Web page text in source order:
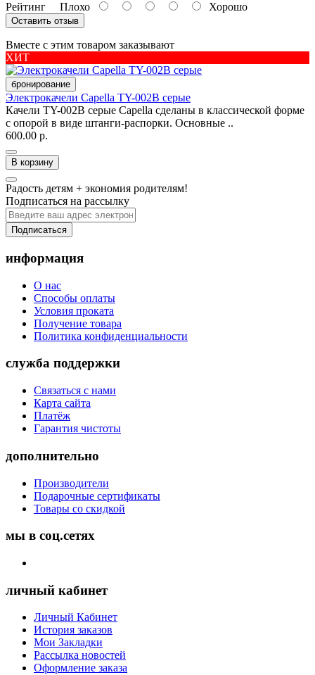
Рейтинг Плохо Хорошо
Оставить отзыв
Вместе с этим товаром заказывают
ХИТ
бронирование
Электрокачели Capella TY-002B серые
Качели TY-002B серые Capella сделаны в классической форме
с опорой в виде штанги-распорки. Основные ..
600.00 р.
В корзину
Радость детям + экономия родителям!
Подписаться на рассылку
Подписаться
информация
О нас
Способы оплаты
Условия проката
Получение товара
Политика конфиденциальности
служба поддержки
Связаться с нами
Карта сайта
Платёж
Гарантия чистоты
дополнительно
Производители
Подарочные сертификаты
Товары со скидкой
мы в соц.сетях
личный кабинет
Личный Кабинет
История заказов
Мои Закладки
Рассылка новостей
Оформление заказа